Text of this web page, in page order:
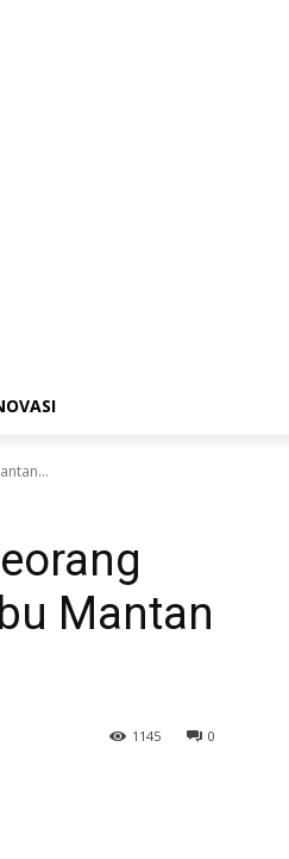
Mantan
0
1145